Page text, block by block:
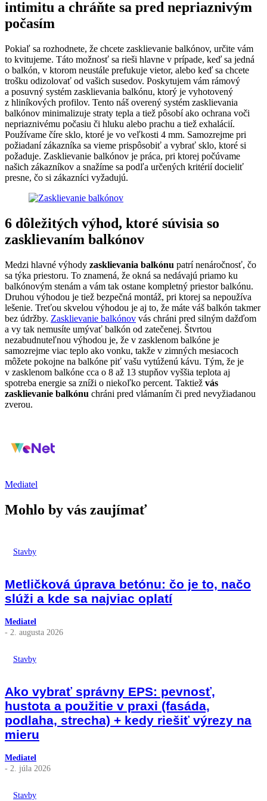
intimitu a chráňte sa pred nepriaznivým
počasím
Pokiaľ sa rozhodnete, že chcete zasklievanie balkónov, určite vám
to kvitujeme. Táto možnosť sa rieši hlavne v prípade, keď sa jedná
o balkón, v ktorom neustále prefukuje vietor, alebo keď sa chcete
trošku odizolovať od vašich susedov. Poskytujem vám rámový
a posuvný systém zasklievania balkónu, ktorý je vyhotovený
z hliníkových profilov. Tento náš overený systém zasklievania
balkónov minimalizuje straty tepla a tiež pôsobí ako ochrana voči
nepriaznivému počasiu či hluku alebo prachu a tiež exhalácií.
Používame číre sklo, ktoré je vo veľkosti 4 mm. Samozrejme pri
požiadaní zákazníka sa vieme prispôsobiť a vybrať sklo, ktoré si
požaduje. Zasklievanie balkónov je práca, pri ktorej počúvame
našich zákazníkov a snažíme sa podľa určených kritérií docieliť
presne, čo si zákazníci vyžadujú.
6 dôležitých výhod, ktoré súvisia so
zasklievaním balkónov
Medzi hlavné výhody zasklievania balkónu patrí nenáročnosť, čo
sa týka priestoru. To znamená, že okná sa nedávajú priamo ku
balkónovým stenám a vám tak ostane kompletný priestor balkónu.
Druhou výhodou je tiež bezpečná montáž, pri ktorej sa nepoužíva
lešenie. Treťou skvelou výhodou je aj to, že máte váš balkón takmer
bez údržby. Zasklievanie balkónov vás chráni pred silným dažďom
a vy tak nemusíte umývať balkón od zatečenej. Štvrtou
nezabudnuteľnou výhodou je, že v zasklenom balkóne je
samozrejme viac teplo ako vonku, takže v zimných mesiacoch
môžete pokojne na balkóne piť vašu vytúženú kávu. Tým, že je
v zasklenom balkóne cca o 8 až 13 stupňov vyššia teplota aj
spotreba energie sa zníži o niekoľko percent. Taktiež vás
zasklievanie balkónu chráni pred vlámaním či pred nevyžiadanou
zverou.
Mediatel
Mohlo by vás zaujímať
Stavby
Metličková úprava betónu: čo je to, načo
slúži a kde sa najviac oplatí
Mediatel
- 2. augusta 2026
Stavby
Ako vybrať správny EPS: pevnosť,
hustota a použitie v praxi (fasáda,
podlaha, strecha) + kedy riešiť výrezy na
mieru
Mediatel
- 2. júla 2026
Stavby